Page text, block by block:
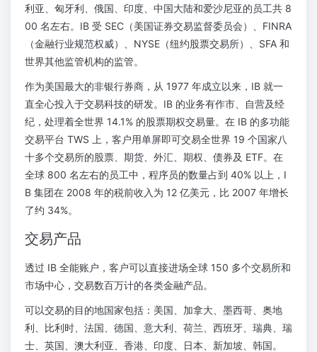
利亚、匈牙利、俄国、印度、中国大陆和爱沙尼亚的员工共 8
00 名左右。IB 受 SEC（美国证券交易监督委员会）、FINRA
（金融行业规范权威）、NYSE（纽约股票交易所）、SFA 和
世界其他监管机构的监管。
作为美国最大的非银行券商，从 1977 年成立以来，IB 就一
直全心投入于交易科技的研发。IB 的业务有作市、自营及经
纪，处理着全世界 14.1% 的股票期权交易量。在 IB 的多功能
交易平台 TWS 上，客户用单屏即可交易全世界 19 个国家八
十多个交易所的股票、期货、外汇、期权、债券及 ETF。在
全球 800 名左右的员工中，程序员的数量占到 40% 以上，I
B 集团在 2008 年的税前收入为 12 亿美元，比 2007 年增长
了约 34%。
交易产品
透过 IB 全能账户，客户可以直接进场全球 150 多个交易所和
市场中心，交易数百万计的各类金融产品。
可以交易的目的地国家包括：美国、加拿大、墨西哥、奥地
利、比利时、法国、德国、意大利、荷兰、西班牙、瑞典、瑞
士、英国、澳大利亚、香港、印度、日本、新加坡、韩国。